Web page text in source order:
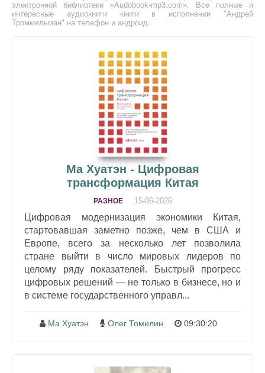
электронной библиотеки «Audobook-mp3.com». Все полные и
интересные аудиокниги книги в исполнении "Андрей
Троммельман" на телефон и андроид.
Ма Хуатэн - Цифровая
трансформация Китая
РАЗНОЕ 15-06-2026
Цифровая модернизация экономики Китая,
стартовавшая заметно позже, чем в США и
Европе, всего за несколько лет позволила
стране выйти в число мировых лидеров по
целому ряду показателей. Быстрый прогресс
цифровых решений — не только в бизнесе, но и
в системе государственного управл...
Ма Хуатэн Олег Томилин 09:30:20